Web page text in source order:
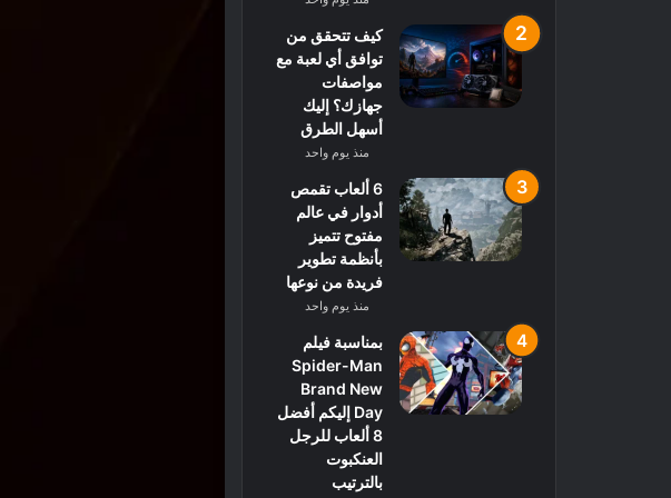
كيف تتحقق من
توافق أي لعبة مع
مواصفات
جهازك؟ إليك
أسهل الطرق
منذ يوم واحد
6 ألعاب تقمص
أدوار في عالم
مفتوح تتميز
بأنظمة تطوير
فريدة من نوعها
منذ يوم واحد
بمناسبة فيلم
Spider-Man
Brand New
Day إليكم أفضل
8 ألعاب للرجل
العنكبوت
بالترتيب